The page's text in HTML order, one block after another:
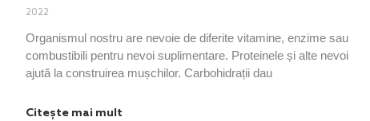
2022
Organismul nostru are nevoie de diferite vitamine, enzime sau
combustibili pentru nevoi suplimentare. Proteinele și alte nevoi
ajută la construirea mușchilor. Carbohidrații dau
Citește mai mult